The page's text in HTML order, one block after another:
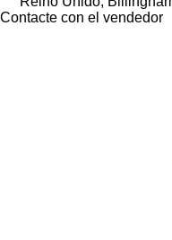
Contacte con el vendedor